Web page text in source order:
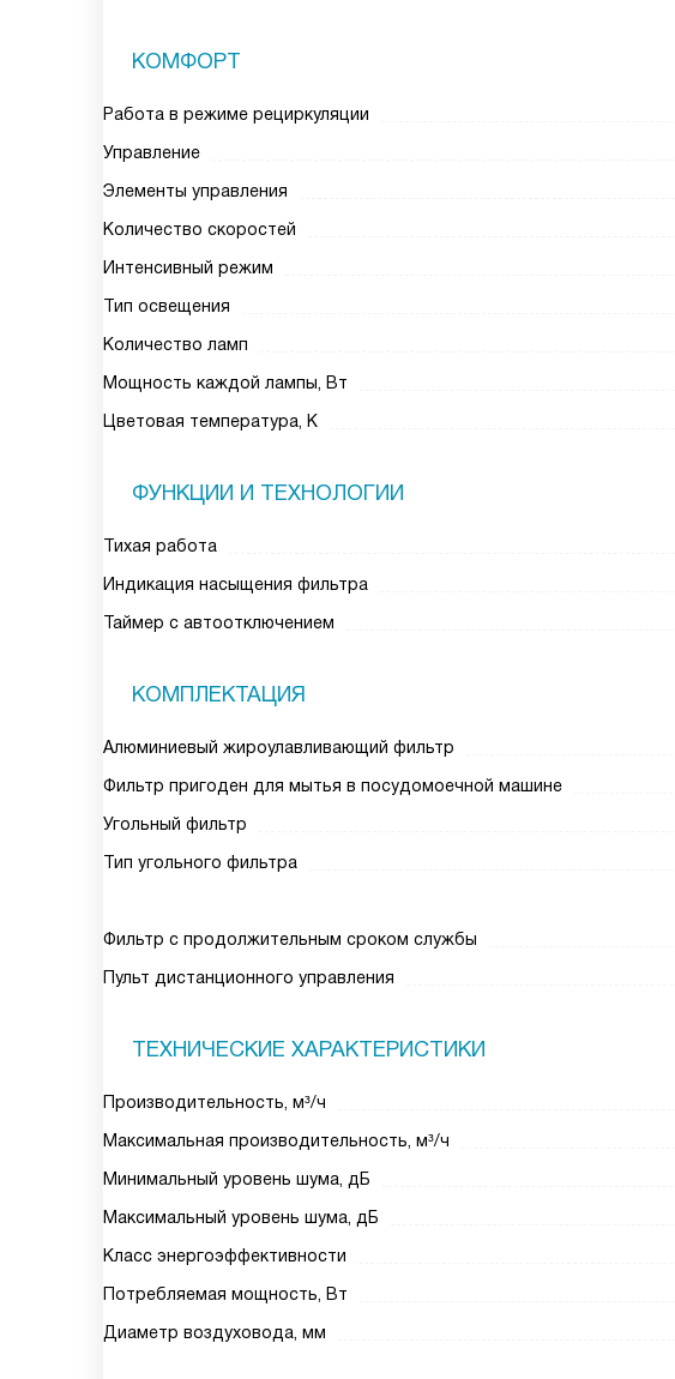
КОМФОРТ
Работа в режиме рециркуляции
Управление
Элементы управления
Количество скоростей
Интенсивный режим
Тип освещения
Количество ламп
Мощность каждой лампы, Вт
Цветовая температура, К
ФУНКЦИИ И ТЕХНОЛОГИИ
Тихая работа
Индикация насыщения фильтра
Таймер с автоотключением
КОМПЛЕКТАЦИЯ
Алюминиевый жироулавливающий фильтр
Фильтр пригоден для мытья в посудомоечной машине
Угольный фильтр
Тип угольного фильтра
Фильтр с продолжительным сроком службы
Пульт дистанционного управления
ТЕХНИЧЕСКИЕ ХАРАКТЕРИСТИКИ
Производительность, м³/ч
Максимальная производительность, м³/ч
Минимальный уровень шума, дБ
Максимальный уровень шума, дБ
Класс энергоэффективности
Потребляемая мощность, Вт
Диаметр воздуховода, мм